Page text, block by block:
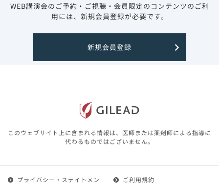
WEB講演会のご予約・ご視聴・会員限定のコンテンツのご利
用には、新規会員登録が必要です。
新規会員登録
このウェブサイト上に含まれる情報は、医師または薬剤師による指導に
代わるものではございません。
プライバシー・ステイトメン
ご利用規約